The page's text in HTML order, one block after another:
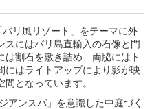
リ風リゾート」をテーマに外
にはバリ島直輸入の石像と門
割石を敷き詰め、両脇にはト
にはライトアップにより影が映
となっています。
アンスパ」を意識した中庭づく